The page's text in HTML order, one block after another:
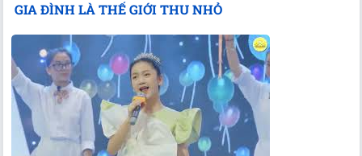
GIA ĐÌNH LÀ THẾ GIỚI THU NHỎ